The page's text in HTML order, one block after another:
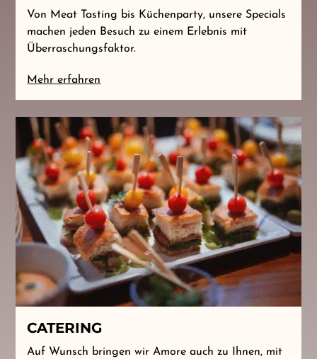
Von Meat Tasting bis Küchenparty, unsere Specials
machen jeden Besuch zu einem Erlebnis mit
Überraschungsfaktor.
Mehr erfahren
CATERING
Auf Wunsch bringen wir Amore auch zu Ihnen, mit